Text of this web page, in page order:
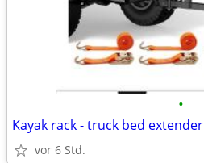
•
Kayak rack - truck bed extender
vor 6 Std.